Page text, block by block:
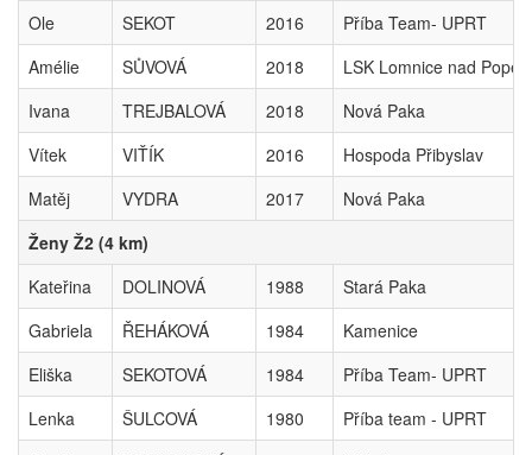
Ole
SEKOT 2016
Příba Team- UPRT
Amélie
SŮVOVÁ 2018
LSK Lomnice nad
Ivana
TREJBALOVÁ 2018
Nová Paka
Vítek
VIŤÍK 2016
Hospoda Přibyslav
Matěj
VYDRA 2017
Nová Paka
Ženy Ž2 (4 km)
Kateřina
DOLINOVÁ 1988
Stará Paka
Gabriela
ŘEHÁKOVÁ 1984
Kamenice
Eliška
SEKOTOVÁ 1984
Příba Team- UPRT
Lenka
ŠULCOVÁ 1980
Příba team - UPRT